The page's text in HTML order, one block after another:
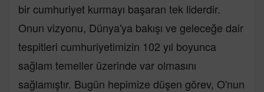
bir cumhuriyet kurmayı başaran tek liderdir.
Onun vizyonu, Dünya'ya bakışı ve geleceğe dair
tespitleri cumhuriyetimizin 102 yıl boyunca
sağlam temeller üzerinde var olmasını
sağlamıştır. Bugün hepimize düşen görev, O'nun